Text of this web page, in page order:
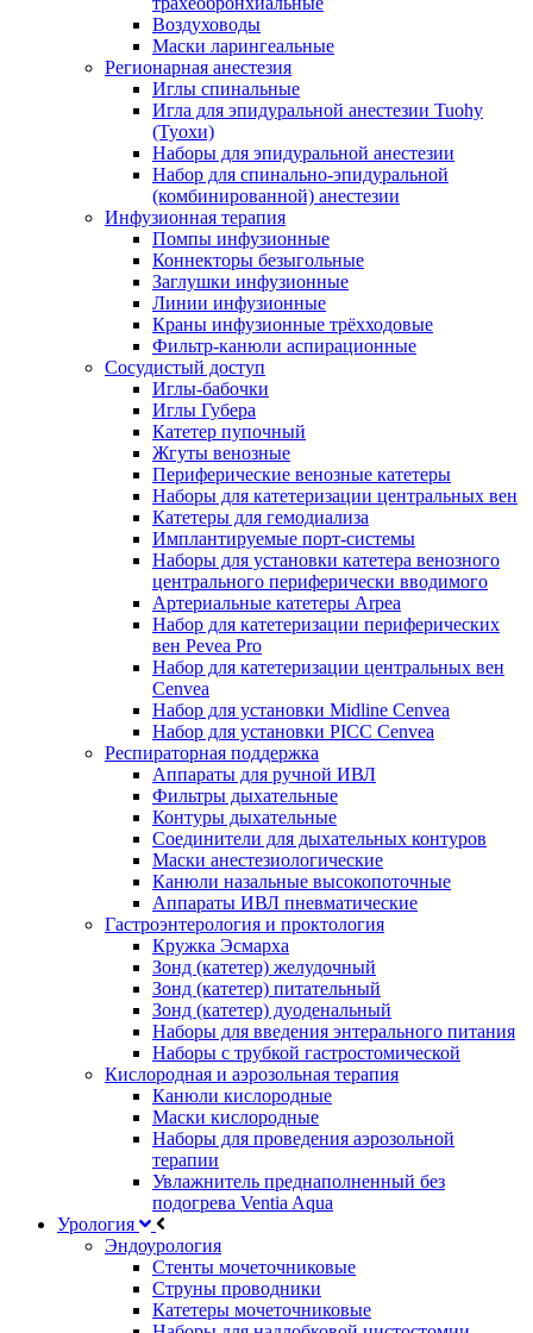
Воздуховоды
Маски ларингеальные
Регионарная анестезия
Иглы спинальные
Игла для эпидуральной анестезии Tuohy
(Туохи)
Наборы для эпидуральной анестезии
Набор для спинально-эпидуральной
(комбинированной) анестезии
Инфузионная терапия
Помпы инфузионные
Коннекторы безыгольные
Заглушки инфузионные
Линии инфузионные
Краны инфузионные трёхходовые
Фильтр-канюли аспирационные
Сосудистый доступ
Иглы-бабочки
Иглы Губера
Катетер пупочный
Жгуты венозные
Периферические венозные катетеры
Наборы для катетеризации центральных вен
Катетеры для гемодиализа
Имплантируемые порт‑системы
Наборы для установки катетера венозного
центрального периферически вводимого
Артериальные катетеры Arpea
Набор для катетеризации периферических
вен Pevea Pro
Набор для катетеризации центральных вен
Cenvea
Набор для установки Midline Cenvea
Набор для установки PICC Cenvea
Респираторная поддержка
Аппараты для ручной ИВЛ
Фильтры дыхательные
Контуры дыхательные
Соединители для дыхательных контуров
Маски анестезиологические
Канюли назальные высокопоточные
Аппараты ИВЛ пневматические
Гастроэнтерология и проктология
Кружка Эсмарха
Зонд (катетер) желудочный
Зонд (катетер) питательный
Зонд (катетер) дуоденальный
Наборы для введения энтерального питания
Наборы с трубкой гастростомической
Кислородная и аэрозольная терапия
Канюли кислородные
Маски кислородные
Наборы для проведения аэрозольной
терапии
Увлажнитель преднаполненный без
подогрева Ventia Aqua
Урология
Эндоурология
Стенты мочеточниковые
Струны проводники
Катетеры мочеточниковые